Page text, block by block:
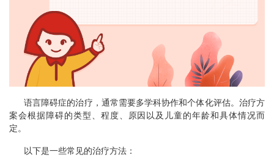
语言障碍症的治疗，通常需要多学科协作和个体化评估。治疗方
案会根据障碍的类型、程度、原因以及儿童的年龄和具体情况而
定。
以下是一些常见的治疗方法：